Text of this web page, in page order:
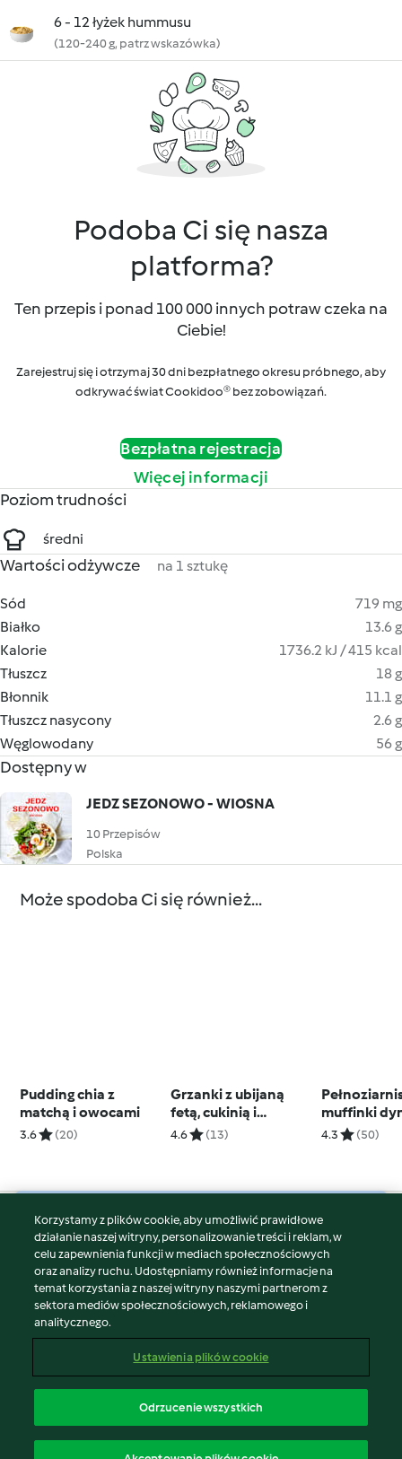
6 - 12 łyżek hummusu
(120-240 g, patrz wskazówka)
Podoba Ci się nasza
platforma?
Ten przepis i ponad 100 000 innych potraw czeka na
Ciebie!
Zarejestruj się i otrzymaj 30 dni bezpłatnego okresu próbnego, aby
odkrywać świat Cookidoo® bez zobowiązań.
Bezpłatna rejestracja
Więcej informacji
Poziom trudności
średni
Wartości odżywcze na 1 sztukę
Sód
719 mg
Białko
13.6 g
Kalorie
1736.2 kJ / 415 kcal
Tłuszcz
18 g
Błonnik
11.1 g
Tłuszcz nasycony
2.6 g
Węglowodany
56 g
Dostępny w
JEDZ SEZONOWO - WIOSNA
10 Przepisów
Polska
Może spodoba Ci się również...
Pudding chia z
matchą i owocami
3.6 (20)
Grzanki z ubijaną
fetą, cukinią i
suszonymi
4.6 (13)
muffinki
orzechami
4.3 (50)
© Copyright 2026
Warunki korzystania
Polityka prywatności
Disclaimer
Znak wydawcy
Zgłoś treść
Oświadczenie o dostępności
Korzystamy z plików cookie, aby umożliwić prawidłowe
działanie naszej witryny, personalizowanie treści i reklam, w
celu zapewnienia funkcji w mediach społecznościowych
oraz analizy ruchu. Udostępniamy również informacje na
temat korzystania z naszej witryny naszymi partnerom z
sektora mediów społecznościowych, reklamowego i
analitycznego.
Ustawienia plików cookie
Odrzucenie wszystkich